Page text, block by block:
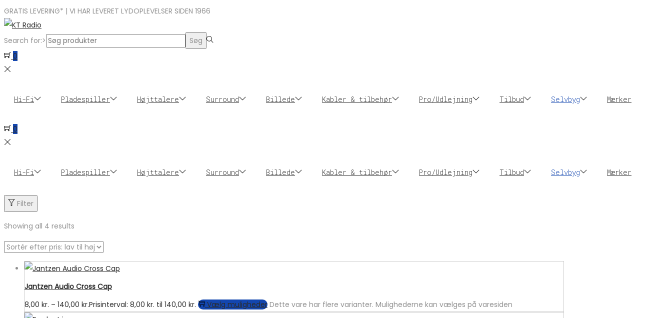
GRATIS LEVERING* | VI HAR LEVERET LYDOPLEVELSER SIDEN 1966
Search for:>
Søg
0
Hi-Fi Pladespiller Højttalere Surround Billede Kabler & tilbehør Pro/Udlejning Tilbud Selvbyg Mærker
0
Hi-Fi Pladespiller Højttalere Surround Billede Kabler & tilbehør Pro/Udlejning Tilbud Selvbyg Mærker
Filter
Showing all 4 results
Jantzen Audio Cross Cap
8,00 kr. – 140,00 kr.Prisinterval: 8,00 kr. til 140,00 kr. Vælg muligheder Dette vare har flere varianter. Mulighederne kan vælges på varesiden